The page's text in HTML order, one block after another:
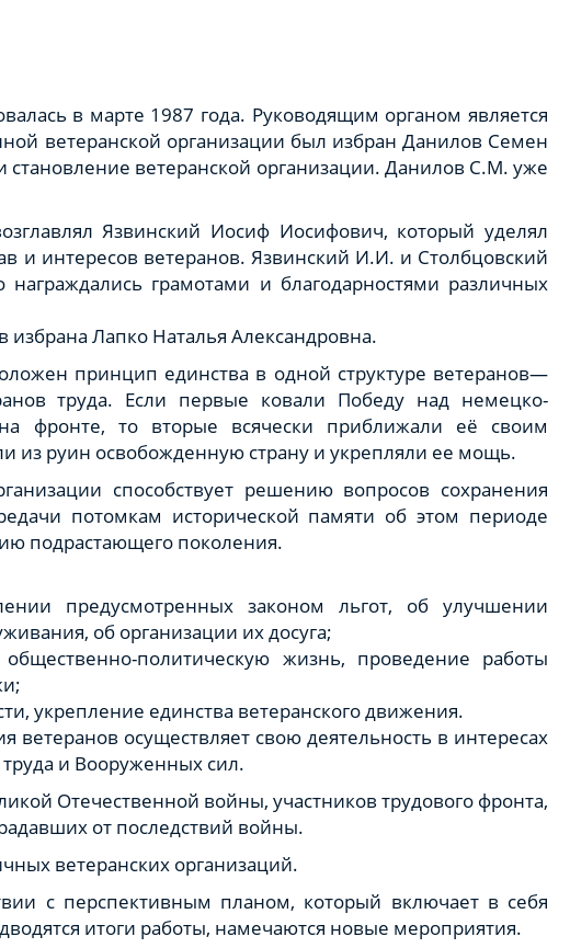
в марте 1987 года. Руководящим органом является
ветеранской организации был избран Данилов Семен
ветеранской организации. Данилов С.М. уже
Язвинский Иосиф Иосифович, который уделял
и интересов ветеранов. Язвинский И.И. и Столбцовский
грамотами и благодарностями различных
избрана Лапко Наталья Александровна.
принцип единства в одной структуре ветеранов—
труда. Если первые ковали Победу над немецко-
фронте, то вторые всячески приближали её своим
из руин освобожденную страну и укрепляли ее мощь.
способствует решению вопросов сохранения
потомкам исторической памяти об этом периоде
подрастающего поколения.
предусмотренных законом льгот, об улучшении
об организации их досуга;
политическую жизнь, проведение работы
укрепление единства ветеранского движения.
ветеранов осуществляет свою деятельность в интересах
и Вооруженных сил.
Отечественной войны, участников трудового фронта,
от последствий войны.
ветеранских организаций.
с перспективным планом, который включает в себя
итоги работы, намечаются новые мероприятия.